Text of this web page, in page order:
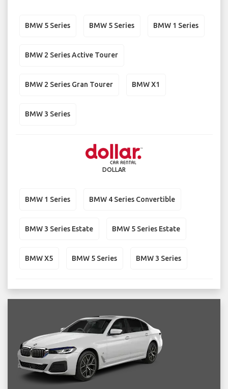
BMW 5 Series BMW 5 Series BMW 1 Series
BMW 2 Series Active Tourer
BMW 2 Series Gran Tourer BMW X1
BMW 3 Series
DOLLAR
BMW 1 Series BMW 4 Series Convertible
BMW 3 Series Estate BMW 5 Series Estate
BMW X5 BMW 5 Series BMW 3 Series